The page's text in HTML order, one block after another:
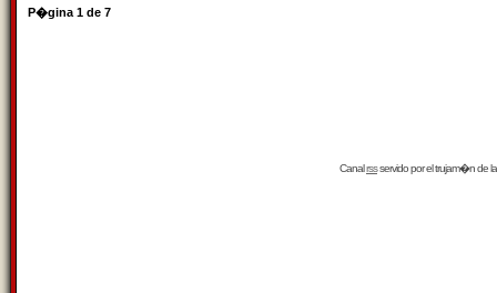
P�gina 1 de 7
Canalrssservido por eltrujam�nde